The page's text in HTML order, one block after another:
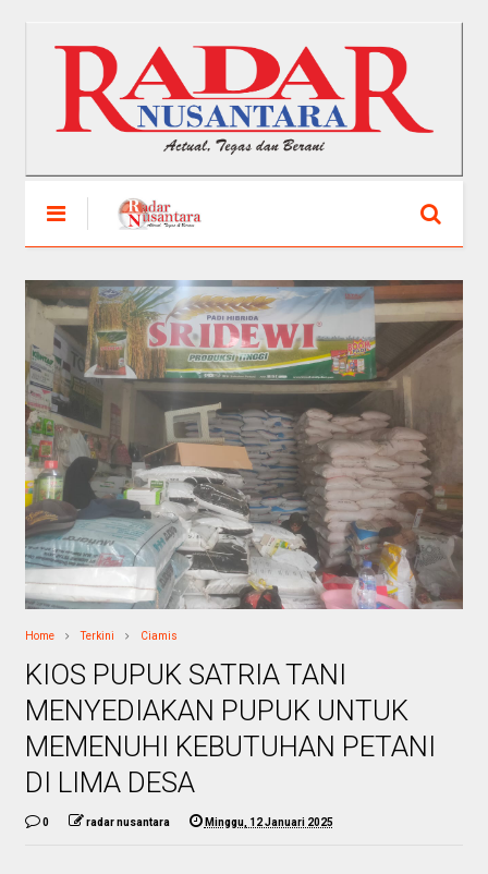
Home Terkini Ciamis
KIOS PUPUK SATRIA TANI
MENYEDIAKAN PUPUK UNTUK
MEMENUHI KEBUTUHAN PETANI
DI LIMA DESA
0 radar nusantara Minggu, 12 Januari 2025